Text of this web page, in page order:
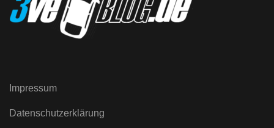
Impressum
Datenschutzerklärung